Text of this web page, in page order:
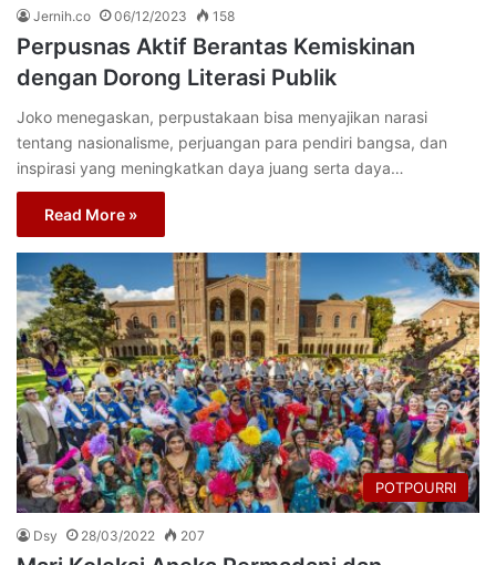
Jernih.co 06/12/2023 158
Perpusnas Aktif Berantas Kemiskinan
dengan Dorong Literasi Publik
Joko menegaskan, perpustakaan bisa menyajikan narasi
tentang nasionalisme, perjuangan para pendiri bangsa, dan
inspirasi yang meningkatkan daya juang serta daya…
Read More »
POTPOURRI
Dsy 28/03/2022 207